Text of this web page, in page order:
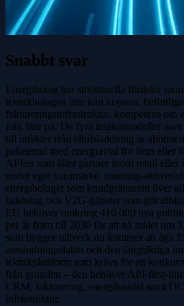
Snabbt svar
Energibolag har strukturella fördelar
teknikbolagen inte kan kopiera:
faktureringsinfrastruktur, kompetens om
folk litar på. De fyra intäktsmodeller
till intäkter från elbilsladdning är
paketerad med energiavtal för hem eller
API:er som låter partner inom retail eller
under eget varumärke, roaming-
energibolaget som kundgränssnitt över
laddning och V2G-tjänster som gör
EU behöver omkring 410 000 nya
per år fram till 2030 för att nå målet om
som bygger nätverk nu kommer att äga
användningsdatan och den långsiktiga
teknikplattform som krävs för att
från grunden – den behöver API-first-
CRM, fakturering, energihandel samt
infrastruktur.